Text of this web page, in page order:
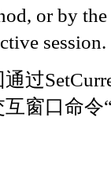
or by
session.
过
窗口命令